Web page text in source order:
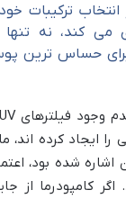
ترکیبات خود،
می کند، نه
حساس ترین
را ایجاد کرده اند،
اشاره شده بود،
کامپودرما از